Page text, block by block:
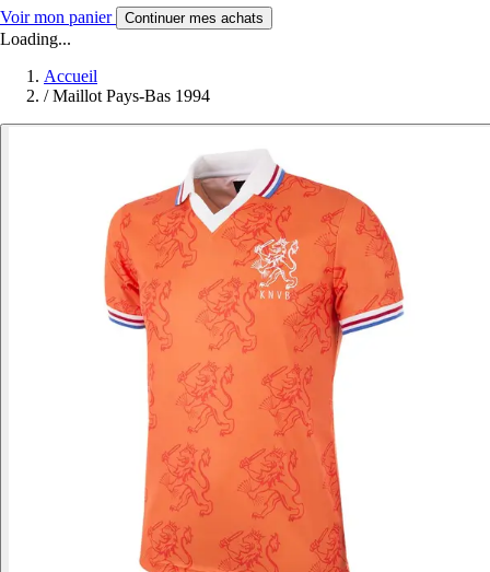
Voir mon panier Continuer mes achats
Loading...
Accueil
/ Maillot Pays-Bas 1994